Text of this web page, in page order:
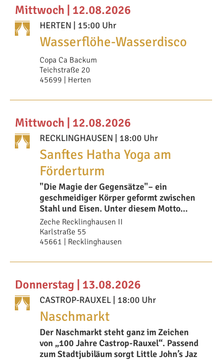
Mittwoch | 12.08.2026
HERTEN | 15:00 Uhr
Wasserflöhe-Wasserdisco
Copa Ca Backum
Teichstraße 20
45699 | Herten
Mittwoch | 12.08.2026
RECKLINGHAUSEN | 18:00 Uhr
Sanftes Hatha Yoga am
Förderturm
"Die Magie der Gegensätze"– ein
geschmeidiger Körper geformt zwischen
Stahl und Eisen. Unter diesem Motto
stehen die Yoga
Zeche Recklinghausen II
Karlstraße 55
45661 | Recklinghausen
Donnerstag | 13.08.2026
CASTROP-RAUXEL | 18:00 Uhr
Naschmarkt
Der Naschmarkt steht ganz im Zeichen
von „100 Jahre Castrop-Rauxel“. Passend
zum Stadtjubiläum sorgt Little John’s Jaz